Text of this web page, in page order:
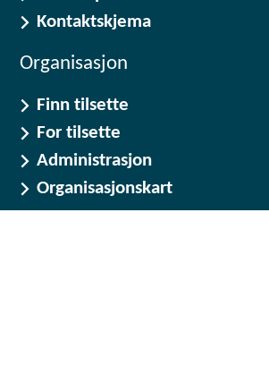
Kontaktskjema
Organisasjon
Finn tilsette
For tilsette
Administrasjon
Organisasjonskart